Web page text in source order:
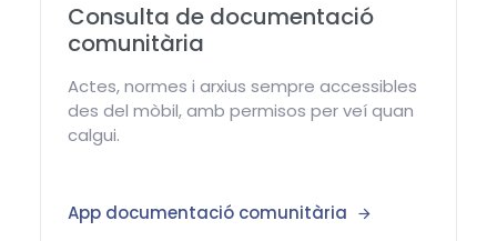
Consulta de documentació
comunitària
Actes, normes i arxius sempre accessibles
des del mòbil, amb permisos per veí quan
calgui.
App documentació comunitària